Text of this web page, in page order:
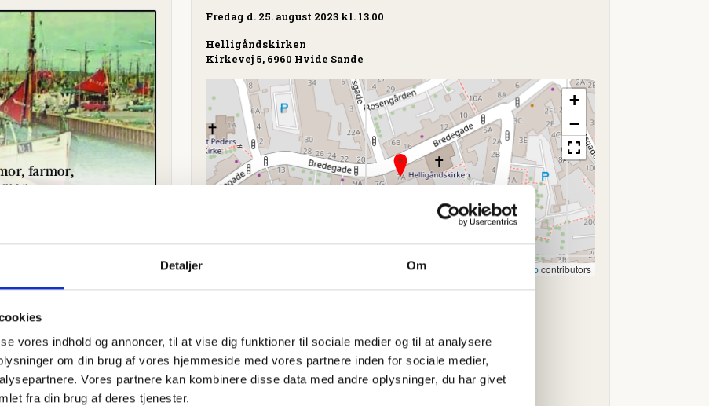
Detaljer Om
vores indhold og annoncer, til at vise dig funktioner til sociale medier og til at analysere
om din brug af vores hjemmeside med vores partnere inden for sociale medier,
Vores partnere kan kombinere disse data med andre oplysninger, du har givet
fra din brug af deres tjenester.
august 2023
Fredag d. 25. august 2023 kl. 13.00
Helligåndskirken
Kirkevej 5, 6960 Hvide Sande
+
−
Leaflet OpenStreetMapcontributors